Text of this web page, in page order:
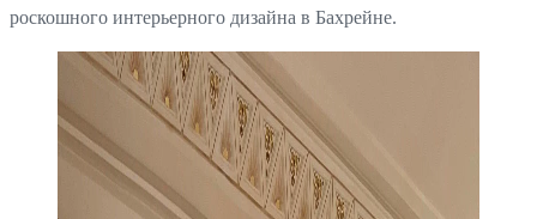
роскошного интерьерного дизайна в Бахрейне.